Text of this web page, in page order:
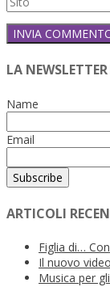
LA
Name
Email
ARTICOLI
Figlia di…
Il nuovo
Musica per